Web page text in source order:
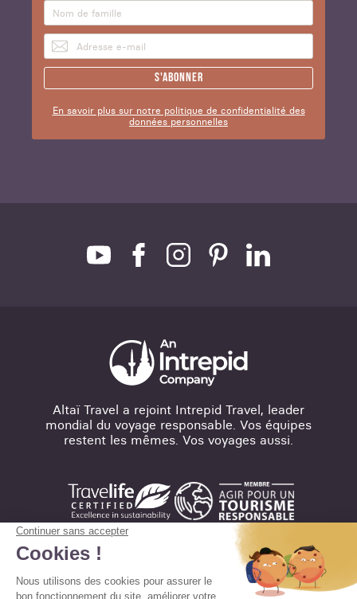
S'abonner
En savoir plus sur notre politique de confidentialité des
données personnelles
Altaï Travel a rejoint Intrepid Travel, leader
mondial du voyage responsable. Vos équipes
restent les mêmes. Vos voyages aussi.